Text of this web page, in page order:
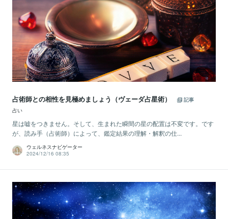
占術師との相性を見極めましょう（ヴェーダ占星術）
記事
占い
星は嘘をつきません。そして、生まれた瞬間の星の配置は不変です。です
が、読み手（占術師）によって、鑑定結果の理解・解釈の仕...
ウェルネスナビゲーター
2024/12/16 08:35